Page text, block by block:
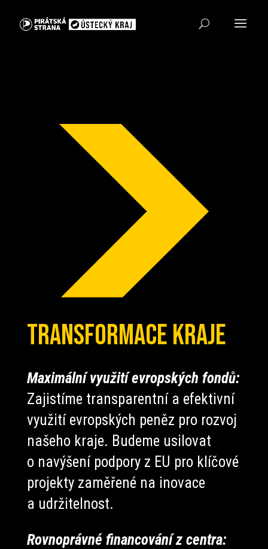
transformace kraje
Maximální využití evropských fondů:
Zajistíme transparentní a efektivní
využití evropských peněz pro rozvoj
našeho kraje. Budeme usilovat
o navýšení podpory z EU pro klíčové
projekty zaměřené na inovace
a udržitelnost.
Rovnoprávné financování z centra: